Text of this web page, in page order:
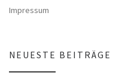
Impressum
NEUESTE BEITRÄGE